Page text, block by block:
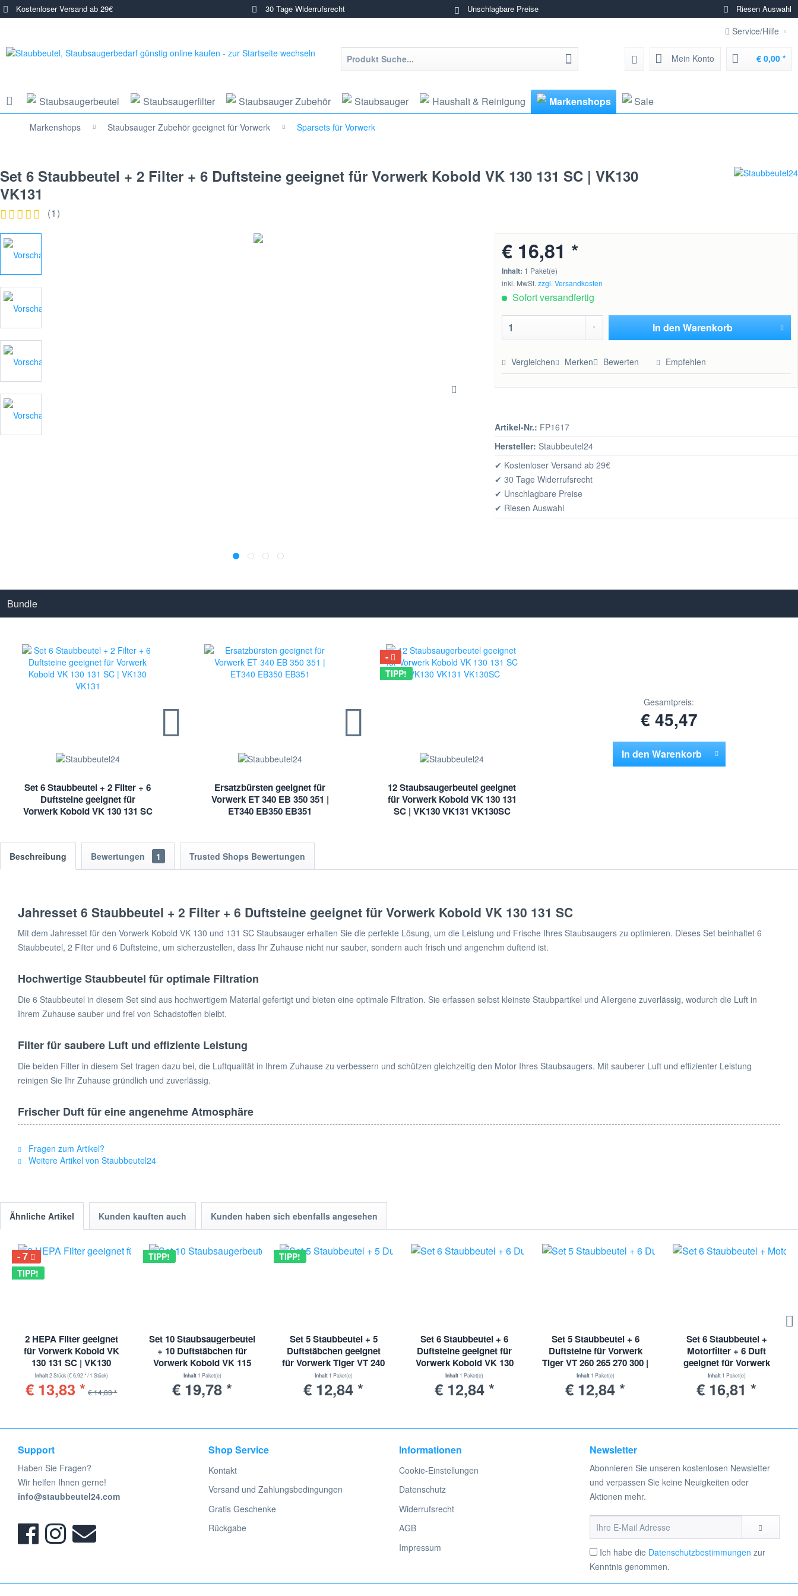
Kostenloser Versand ab 29€ 30 Tage Widerrufsrecht Unschlagbare Preise Riesen Auswahl
Service/Hilfe
Mein Konto € 0,00 *
Staubsaugerbeutel Staubsaugerfilter Staubsauger Zubehör Staubsauger Haushalt & Reinigung Markenshops Sale
Markenshops Staubsauger Zubehör geeignet für Vorwerk Sparsets für Vorwerk
Set 6 Staubbeutel + 2 Filter + 6 Duftsteine geeignet für Vorwerk Kobold VK 130 131 SC | VK130
VK131
(1)
€ 16,81 *
Inhalt: 1 Paket(e)
inkl. MwSt.zzgl. Versandkosten
Sofort versandfertig
In den Warenkorb
Vergleichen Merken Bewerten Empfehlen
Artikel-Nr.: FP1617
Hersteller: Staubbeutel24
✔ Kostenloser Versand ab 29€
✔ 30 Tage Widerrufsrecht
✔ Unschlagbare Preise
✔ Riesen Auswahl
Bundle
Set 6 Staubbeutel + 2 Filter + 6
Duftsteine geeignet für
Vorwerk Kobold VK 130 131 SC
Ersatzbürsten geeignet für
Vorwerk ET 340 EB 350 351 |
ET340 EB350 EB351
TIPP!
12 Staubsaugerbeutel geeignet
für Vorwerk Kobold VK 130 131
SC | VK130 VK131 VK130SC
Gesamtpreis:
€ 45,47
In den Warenkorb
Beschreibung Bewertungen 1 Trusted Shops Bewertungen
Jahresset 6 Staubbeutel + 2 Filter + 6 Duftsteine geeignet für Vorwerk Kobold VK 130 131 SC
Mit dem Jahresset für den Vorwerk Kobold VK 130 und 131 SC Staubsauger erhalten Sie die perfekte Lösung, um die Leistung und Frische Ihres Staubsaugers zu optimieren. Dieses Set beinhaltet 6
Staubbeutel, 2 Filter und 6 Duftsteine, um sicherzustellen, dass Ihr Zuhause nicht nur sauber, sondern auch frisch und angenehm duftend ist.
Hochwertige Staubbeutel für optimale Filtration
Die 6 Staubbeutel in diesem Set sind aus hochwertigem Material gefertigt und bieten eine optimale Filtration. Sie erfassen selbst kleinste Staubpartikel und Allergene zuverlässig, wodurch die Luft in
Ihrem Zuhause sauber und frei von Schadstoffen bleibt.
Filter für saubere Luft und effiziente Leistung
Die beiden Filter in diesem Set tragen dazu bei, die Luftqualität in Ihrem Zuhause zu verbessern und schützen gleichzeitig den Motor Ihres Staubsaugers. Mit sauberer Luft und effizienter Leistung
reinigen Sie Ihr Zuhause gründlich und zuverlässig.
Frischer Duft für eine angenehme Atmosphäre
Technische Details:
- Hochwertige Materialien und Verarbeitung
- Einfache Handhabung und Installation
- Verbesserte Reinigungsleistung und Luftqualität für Ihr Zuhause
Qualität und Frische für Ihr Zuhause
Alle genannten und aufgeführten Warenzeichen, Markennamen, Herstellernamen, Herstellerlisten, Typenlisten, Produktbezeichnungen und Bildmaterialien sind eingetragene Markenzeichen der
jeweiligen Hersteller und sind Eigentum ihrer Besitzer/Eigentümer. Diese wurden nur zur Identifizierung und Beschreibung der Produkte verwendet. Hier handelt es sich um kein Originalprodukt des
jeweiligen Herstellers. keine Werksvertretung.
Fragen zum Artikel?
Weitere Artikel von Staubbeutel24
Ähnliche Artikel Kunden kauften auch Kunden haben sich ebenfalls angesehen
7
TIPP!
2 HEPA Filter geeignet
für Vorwerk Kobold VK
130 131 SC | VK130
VK131 VK130SC
Inhalt2 Stück(€ 6,92 * / 1 Stück)
€ 13,83 * € 14,83 *
TIPP!
Set 10 Staubsaugerbeutel
+ 10 Duftstäbchen für
Vorwerk Kobold VK 115
116 117 | VK115 VK116
VK117
Inhalt 1 Paket(e)
€ 19,78 *
TIPP!
Set 5 Staubbeutel + 5
Duftstäbchen geeignet
für Vorwerk Tiger VT 240
| VT240
Inhalt 1 Paket(e)
€ 12,84 *
Set 6 Staubbeutel + 6
Duftsteine geeignet für
Vorwerk Kobold VK 130
131 SC Mikrovlies |
VK130 VK131
Inhalt 1 Paket(e)
€ 12,84 *
Set 5 Staubbeutel + 6
Duftsteine für Vorwerk
Tiger VT 260 265 270 300 |
VT260 VT265 VT270
VT300
Inhalt 1 Paket(e)
€ 12,84 *
Set 6 Staubbeutel +
Motorfilter + 6 Duft
geeignet für Vorwerk
Kobold VK 140 150 |
VK140 VK150
Inhalt 1 Paket(e)
€ 16,81 *
Support
Haben Sie Fragen?
Wir helfen Ihnen gerne!
info@staubbeutel24.com
Shop Service
Kontakt
Versand und Zahlungsbedingungen
Gratis Geschenke
Rückgabe
Informationen
Cookie-Einstellungen
Datenschutz
Widerrufsrecht
AGB
Impressum
Newsletter
Abonnieren Sie unseren kostenlosen Newsletter
und verpassen Sie keine Neuigkeiten oder
Aktionen mehr.
Ich habe die Datenschutzbestimmungen zur
Kenntnis genommen.